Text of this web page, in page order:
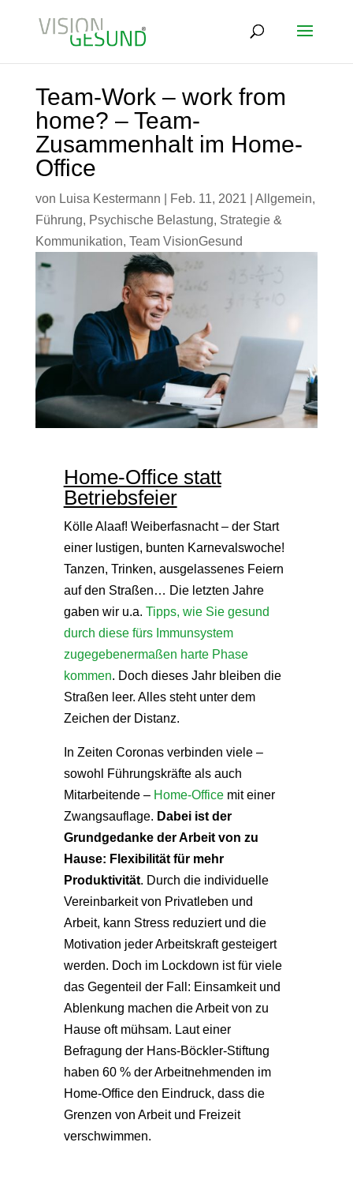
Team-Work – work from
home? – Team-
Zusammenhalt im Home-
Office
von Luisa Kestermann Feb. 11, 2021 Allgemein,
Führung, Psychische Belastung, Strategie &
Kommunikation, Team VisionGesund
Home-Office statt
Betriebsfeier
Kölle Alaaf! Weiberfasnacht – der Start
einer lustigen, bunten Karnevalswoche!
Tanzen, Trinken, ausgelassenes Feiern
auf den Straßen… Die letzten Jahre
gaben wir u.a. Tipps, wie Sie gesund
durch diese fürs Immunsystem
zugegebenermaßen harte Phase
kommen. Doch dieses Jahr bleiben die
Straßen leer. Alles steht unter dem
Zeichen der Distanz.
In Zeiten Coronas verbinden viele –
sowohl Führungskräfte als auch
Mitarbeitende – Home-Officemit einer
Zwangsauflage. Dabei ist der
Grundgedanke der Arbeit von zu
Hause: Flexibilität für mehr
Produktivität. Durch die individuelle
Vereinbarkeit von Privatleben und
Arbeit, kann Stress reduziert und die
Motivation jeder Arbeitskraft gesteigert
werden. Doch im Lockdown ist für viele
das Gegenteil der Fall: Einsamkeit und
Ablenkung machen die Arbeit von zu
Hause oft mühsam. Laut einer
Befragung der Hans-Böckler-Stiftung
haben 60 % der Arbeitnehmenden im
Home-Office den Eindruck, dass die
Grenzen von Arbeit und Freizeit
verschwimmen.